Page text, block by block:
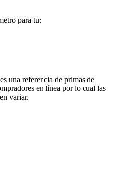
para tu:
una referencia de primas de
en línea por lo cual las
variar.